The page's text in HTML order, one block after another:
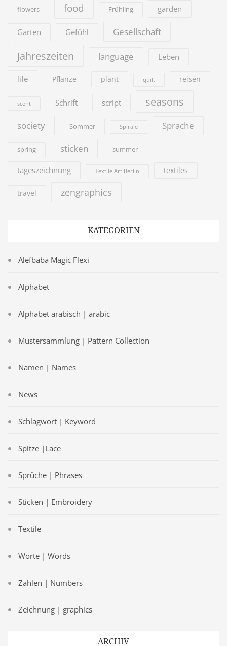
flowers food Frühling garden
Garten Gefühl Gesellschaft
Jahreszeiten language Leben
life Pflanze plant quilt reisen
scent Schrift script seasons
society Sommer Spirale Sprache
spring sticken summer
tageszeichnung Textile Art Berlin textiles
travel zengraphics
KATEGORIEN
Alefbaba Magic Flexi
Alphabet
Alphabet arabisch | arabic
Mustersammlung | Pattern Collection
Namen | Names
News
Schlagwort | Keyword
Spitze |Lace
Sprüche | Phrases
Sticken | Embroidery
Textile
Worte | Words
Zahlen | Numbers
Zeichnung | graphics
ARCHIV